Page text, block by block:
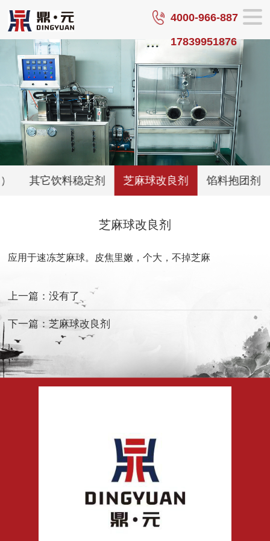
4000-966-887
17839951876
其它饮料稳定剂 芝麻球改良剂 馅料抱团剂
芝麻球改良剂
应用于速冻芝麻球。皮焦里嫩，个大，不掉芝麻
上一篇：没有了
下一篇：芝麻球改良剂